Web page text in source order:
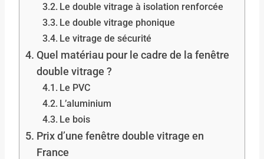
Le double vitrage à isolation renforcée
Le double vitrage phonique
Le vitrage de sécurité
Quel matériau pour le cadre de la fenêtre
double vitrage ?
Le PVC
L’aluminium
Le bois
Prix d’une fenêtre double vitrage en
France